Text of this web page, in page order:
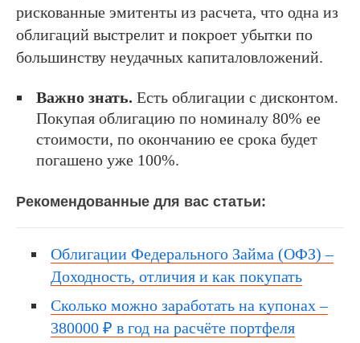
рискованные эмитенты из расчета, что одна из
облигаций выстрелит и покроет убытки по
большинству неудачных капиталовложений.
Важно знать. Есть облигации с дисконтом.
Покупая облигацию по номиналу 80% ее
стоимости, по окончанию ее срока будет
погашено уже 100%.
Рекомендованные для вас статьи:
Облигации Федерального Займа (ОФЗ) –
Доходность, отличия и как покупать
Сколько можно заработать на купонах –
380000 ₽ в год на расчёте портфеля